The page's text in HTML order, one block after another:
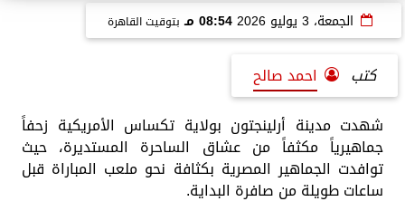
الجمعة، 3 يوليو 2026 08:54 مـ بتوقيت القاهرة
كتب
احمد صالح
شهدت مدينة أرلينجتون بولاية تكساس الأمريكية زحفاً
جماهيرياً مكثفاً من عشاق الساحرة المستديرة، حيث
توافدت الجماهير المصرية بكثافة نحو ملعب المباراة قبل
ساعات طويلة من صافرة البداية.